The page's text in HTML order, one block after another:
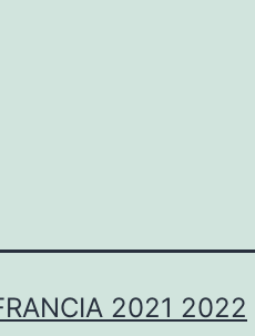
2021 2022